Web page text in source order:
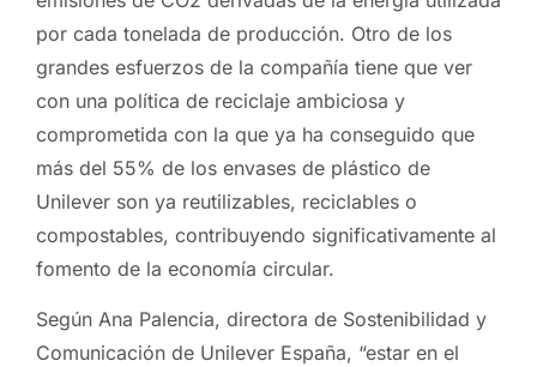
por cada tonelada de producción. Otro de los
grandes esfuerzos de la compañía tiene que ver
con una política de reciclaje ambiciosa y
comprometida con la que ya ha conseguido que
más del 55% de los envases de plástico de
Unilever son ya reutilizables, reciclables o
compostables, contribuyendo significativamente al
fomento de la economía circular.
Según Ana Palencia, directora de Sostenibilidad y
Comunicación de Unilever España, “estar en el